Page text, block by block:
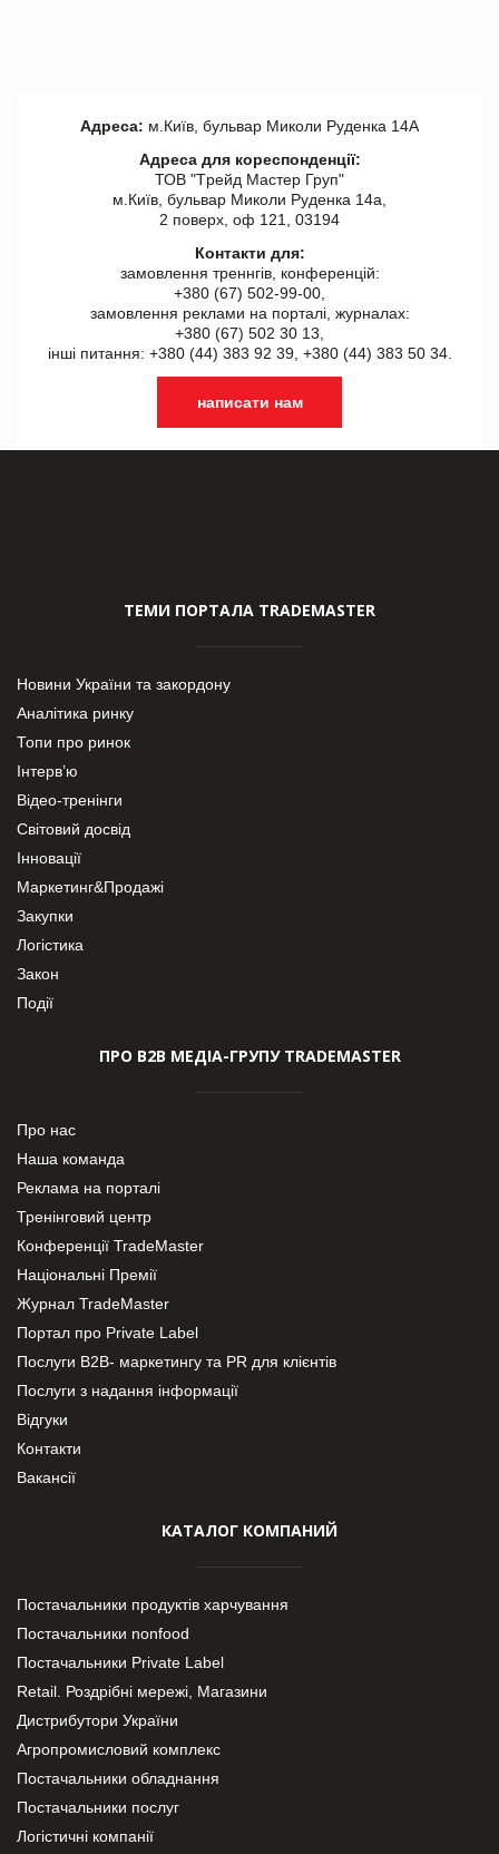
Адреса: м.Київ, бульвар Миколи Руденка 14А
Адреса для кореспонденції:
ТОВ "Tрейд Мастер Груп"
м.Київ, бульвар Миколи Руденка 14а,
2 поверх, оф 121, 03194
Контакти для:
замовлення треннгів, конференцій:
+380 (67) 502-99-00,
замовлення реклами на порталі, журналах:
+380 (67) 502 30 13,
інші питання: +380 (44) 383 92 39, +380 (44) 383 50 34.
написати нам
ТЕМИ ПОРТАЛА TRADEMASTER
Новини України та закордону
Аналітика ринку
Топи про ринок
Інтерв’ю
Відео-тренінги
Світовий досвід
Інновації
Маркетинг&Продажі
Закупки
Логістика
Закон
Події
ПРО В2В МЕДІА-ГРУПУ TRADEMASTER
Про нас
Наша команда
Реклама на порталі
Тренінговий центр
Конференції TradeMaster
Національні Премії
Журнал TradeMaster
Портал про Private Label
Послуги В2В- маркетингу та PR для клієнтів
Послуги з надання інформації
Відгуки
Контакти
Вакансії
КАТАЛОГ КОМПАНИЙ
Постачальники продуктів харчування
Постачальники nonfood
Постачальники Private Label
Retail. Роздрібні мережі, Магазини
Дистрибутори України
Агропромисловий комплекс
Постачальники обладнання
Постачальники послуг
Логістичні компанії